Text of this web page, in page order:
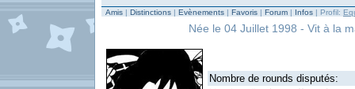
Amis | Distinctions | Evènements | Favoris | Forum | Infos | Profil:
Née le 04 Juillet 1998 - Vit à la
Nombre de rounds disputés: